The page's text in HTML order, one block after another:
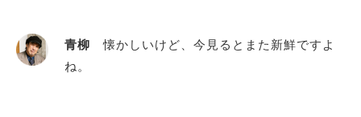
青柳 懐かしいけど、今見るとまた新鮮ですよ
ね。